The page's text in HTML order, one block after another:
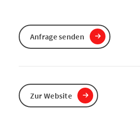
Anfrage senden
Zur Website